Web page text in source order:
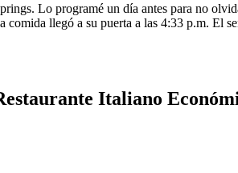
Lo programé un día antes para no
llegó a su puerta a las 4:33 p.m. El
Italiano